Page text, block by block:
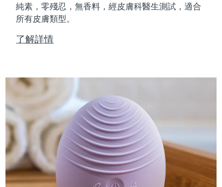
純素，零殘忍，無香料，經皮膚科醫生測試，適合
所有皮膚類型。
了解詳情